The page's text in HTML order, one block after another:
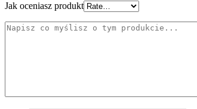
Jak oceniasz produkt